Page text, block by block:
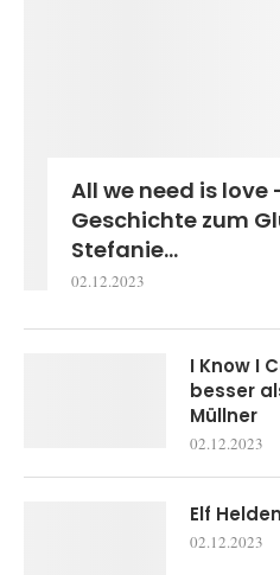
All we need is love
Geschichte zum
Stefanie...
02.12.2023
I Know I
besser
Müllner
02.12.2023
Elf
02.12.2023